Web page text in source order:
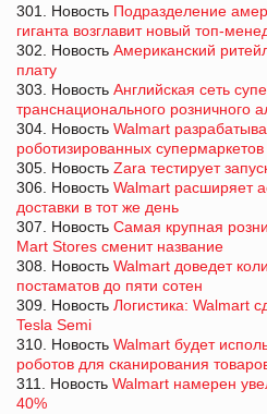
301. Новость Подразделение
гиганта возглавит новый топ-
302. Новость Американский
плату
303. Новость Английская сеть
транснационального розничного
304. Новость Walmart
роботизированных супермаркетов
305. Новость Zara тестирует
306. Новость Walmart расширяет
доставки в тот же день
307. Новость Самая крупная
Mart Stores сменит название
308. Новость Walmart доведет
постаматов до пяти сотен
309. Новость Логистика: Walmart
Tesla Semi
310. Новость Walmart будет
роботов для сканирования
311. Новость Walmart намерен
40%